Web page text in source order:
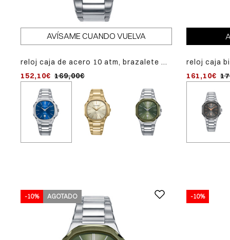
AVÍSAME CUANDO VUELVA
reloj caja de acero 10 atm, brazalete de
laura escanes
152,10€ 169,00€
reloj
199,00€
reloj caja
cuarzo,
161,10€
-10% AGOTADO -10%